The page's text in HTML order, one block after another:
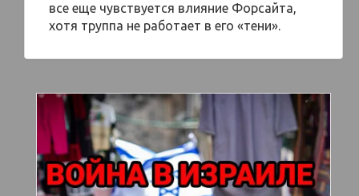
все еще чувствуется влияние Форсайта,
хотя труппа не работает в его «тени».